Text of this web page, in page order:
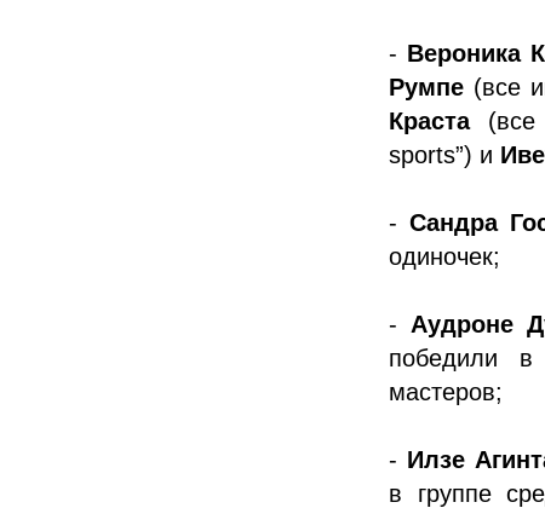
- Вероника
Румпе (все
Краста(все
sports”) и
- Сандра
одиночек;
- Аудроне
победили
мастеров;
- Илзе
в группе